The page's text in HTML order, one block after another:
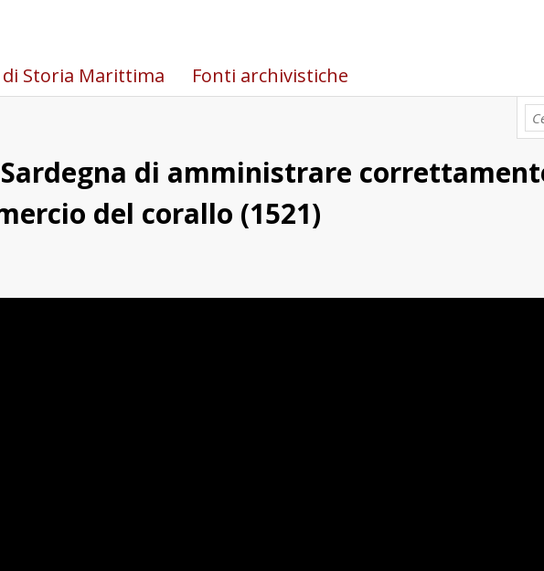
di Storia Marittima Fonti archivistiche
di amministrare
del corallo (1521)